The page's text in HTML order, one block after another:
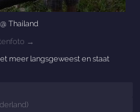
Thailand
→
meer langsgeweest en staat
)